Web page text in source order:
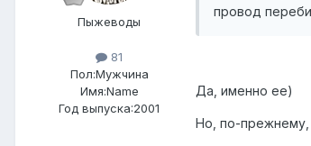
Пыжеводы
81
Пол:Мужчина
Имя:Name
Год выпуска:2001
провод
Да, именно ее)
Но, по-прежнему,